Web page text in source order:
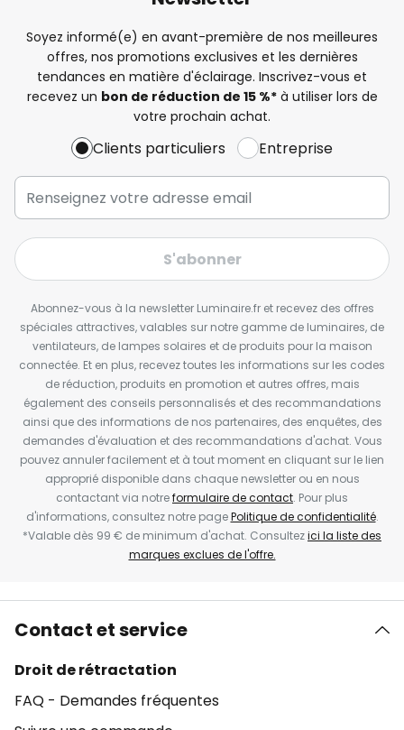
Soyez informé(e) en avant-première de nos meilleures
offres, nos promotions exclusives et les dernières
tendances en matière d'éclairage. Inscrivez-vous et
recevez un bon de réduction de 15 %*à utiliser lors de
votre prochain achat.
Clients particuliers Entreprise
S'abonner
Abonnez-vous à la newsletter Luminaire.fr et recevez des offres
spéciales attractives, valables sur notre gamme de luminaires, de
ventilateurs, de lampes solaires et de produits pour la maison
connectée. Et en plus, recevez toutes les informations sur les codes
de réduction, produits en promotion et autres offres, mais
également des conseils personnalisés et des recommandations
ainsi que des informations de nos partenaires, des enquêtes, des
demandes d'évaluation et des recommandations d'achat. Vous
pouvez annuler facilement et à tout moment en cliquant sur le lien
approprié disponible dans chaque newsletter ou en nous
contactant via notreformulaire de contact. Pour plus
d'informations, consultez notre pagePolitique de confidentialité.
*Valable dès 99 € de minimum d'achat. Consultezici la liste des
marques exclues de l'offre.
Contact et service
Droit de rétractation
FAQ - Demandes fréquentes